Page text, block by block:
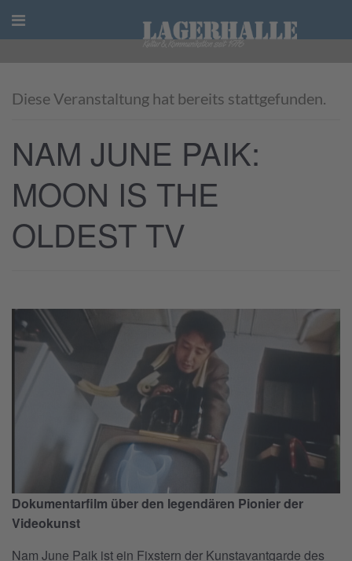
Skip
to
Diese Veranstaltung hat bereits stattgefunden.
NAM JUNE PAIK:
MOON IS THE
OLDEST TV
Dokumentarfilm über den legendären Pionier der
Videokunst
Nam June Paik ist ein Fixstern der Kunstavantgarde des